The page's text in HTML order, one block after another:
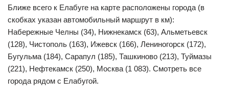
Ближе всего к Елабуге на карте расположены города (в
скобках указан автомобильный маршрут в км):
Набережные Челны (34), Нижнекамск (63), Альметьевск
(128), Чистополь (163), Ижевск (166), Лениногорск (172),
Бугульма (184), Сарапул (185), Ташкиново (213), Туймазы
(221), Нефтекамск (250), Москва (1 083). Смотреть все
города рядом с Елабугой.